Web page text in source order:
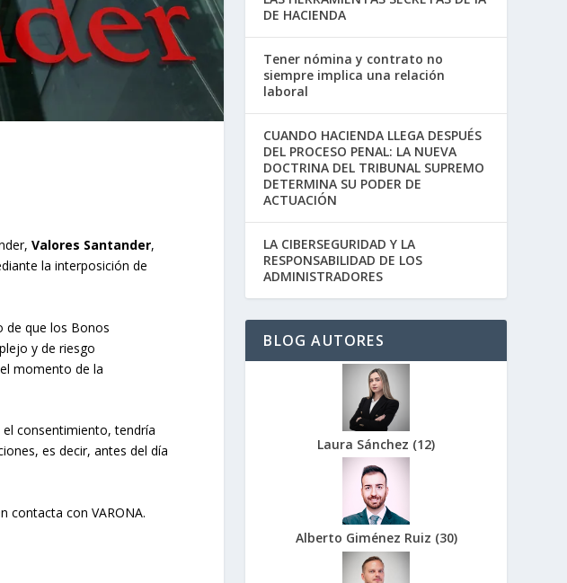
Valores Santander,
la interposición de
de que los Bonos
y de riesgo
momento de la
consentimiento, tendría
es decir, antes del día
contacta con VARONA.
DE HACIENDA
Tener nómina y contrato no
siempre implica una relación
laboral
CUANDO HACIENDA LLEGA DESPUÉS
DEL PROCESO PENAL: LA NUEVA
DOCTRINA DEL TRIBUNAL SUPREMO
DETERMINA SU PODER DE
ACTUACIÓN
LA CIBERSEGURIDAD Y LA
RESPONSABILIDAD DE LOS
ADMINISTRADORES
BLOG AUTORES
Laura Sánchez (12)
Alberto Giménez Ruiz (30)